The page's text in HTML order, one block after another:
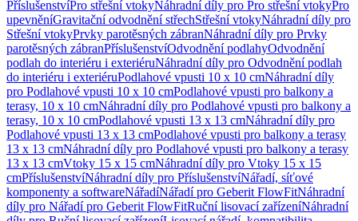
PříslušenstvíPro střešní vtokyNáhradní díly pro Pro střešní vtokyPro
upevněníGravitační odvodnění střechStřešní vtokyNáhradní díly pro
Střešní vtokyPrvky parotěsných zábranNáhradní díly pro Prvky
parotěsných zábranPříslušenstvíOdvodnění podlahyOdvodnění
podlah do interiéru i exteriéruNáhradní díly pro Odvodnění podlah
do interiéru i exteriéruPodlahové vpusti 10 x 10 cmNáhradní díly
pro Podlahové vpusti 10 x 10 cmPodlahové vpusti pro balkony a
terasy, 10 x 10 cmNáhradní díly pro Podlahové vpusti pro balkony a
terasy, 10 x 10 cmPodlahové vpusti 13 x 13 cmNáhradní díly pro
Podlahové vpusti 13 x 13 cmPodlahové vpusti pro balkony a terasy
13 x 13 cmNáhradní díly pro Podlahové vpusti pro balkony a terasy
13 x 13 cmVtoky 15 x 15 cmNáhradní díly pro Vtoky 15 x 15
cmPříslušenstvíNáhradní díly pro PříslušenstvíNářadí, síťové
komponenty a softwareNářadíNářadí pro Geberit FlowFitNáhradní
díly pro Nářadí pro Geberit FlowFitRuční lisovací zařízeníNáhradní